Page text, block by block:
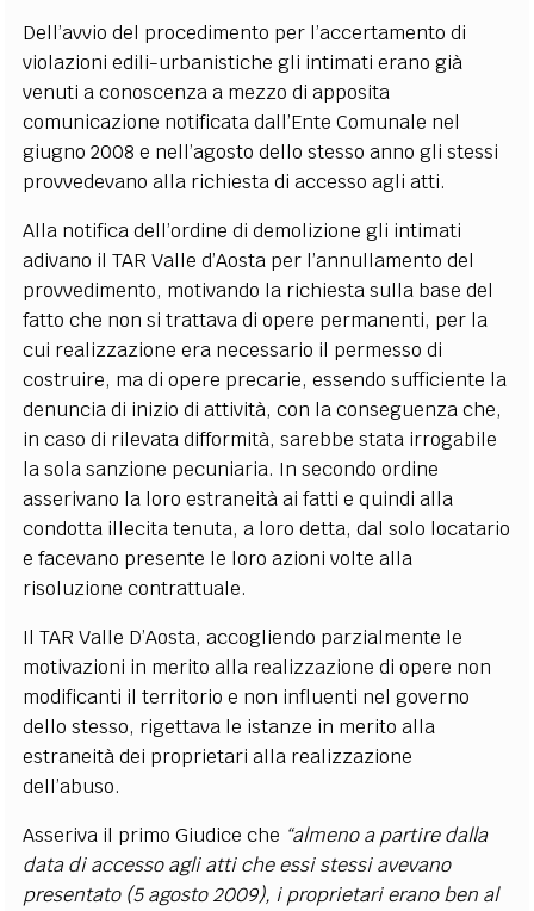
Dell’avvio del procedimento per l’accertamento di
violazioni edili-urbanistiche gli intimati erano già
venuti a conoscenza a mezzo di apposita
comunicazione notificata dall’Ente Comunale nel
giugno 2008 e nell’agosto dello stesso anno gli stessi
provvedevano alla richiesta di accesso agli atti.
Alla notifica dell’ordine di demolizione gli intimati
adivano il TAR Valle d’Aosta per l’annullamento del
provvedimento, motivando la richiesta sulla base del
fatto che non si trattava di opere permanenti, per la
cui realizzazione era necessario il permesso di
costruire, ma di opere precarie, essendo sufficiente la
denuncia di inizio di attività, con la conseguenza che,
in caso di rilevata difformità, sarebbe stata irrogabile
la sola sanzione pecuniaria. In secondo ordine
asserivano la loro estraneità ai fatti e quindi alla
condotta illecita tenuta, a loro detta, dal solo locatario
e facevano presente le loro azioni volte alla
risoluzione contrattuale.
Il TAR Valle D’Aosta, accogliendo parzialmente le
motivazioni in merito alla realizzazione di opere non
modificanti il territorio e non influenti nel governo
dello stesso, rigettava le istanze in merito alla
estraneità dei proprietari alla realizzazione
dell’abuso.
Asseriva il primo Giudice che “almeno a partire dalla
data di accesso agli atti che essi stessi avevano
presentato (5 agosto 2009), i proprietari erano ben al